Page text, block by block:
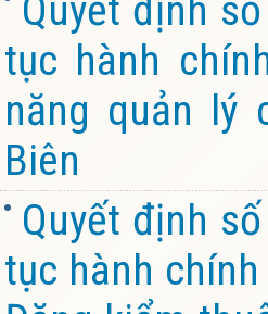
tục hành
năng quản lý
Biên
Quyết định
tục hành